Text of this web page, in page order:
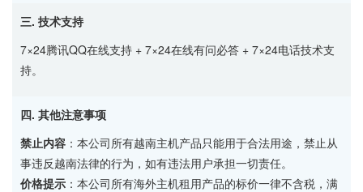
三. 技术支持
7×24腾讯QQ在线支持 + 7×24在线有问必答 + 7×24电话技术支
持。
四. 其他注意事项
禁止内容 ：本公司所有越南主机产品只能用于合法用途，禁止从
事违反越南法律的行为，如有违法用户承担一切责任。
价格提示 ：本公司所有海外主机租用产品的标价一律不含税，满